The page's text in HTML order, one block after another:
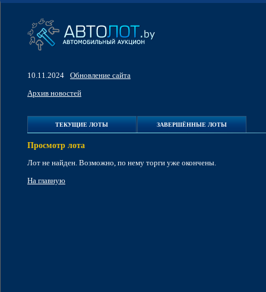
10.11.2024
Обновление сайта
Архив новостей
ТЕКУЩИЕ ЛОТЫ ЗАВЕРШЁННЫЕ ЛОТЫ
Просмотр лота
Лот не найден. Возможно, по нему торги уже окончены.
На главную